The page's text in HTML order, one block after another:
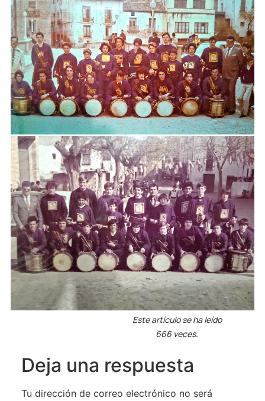
Este artículo se ha leído
666 veces.
Deja una respuesta
Tu dirección de correo electrónico no será